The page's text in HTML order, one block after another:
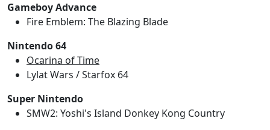
Gameboy Advance
Fire Emblem: The Blazing Blade
Nintendo 64
Ocarina of Time
Lylat Wars / Starfox 64
Super Nintendo
SMW2: Yoshi's Island Donkey Kong Country